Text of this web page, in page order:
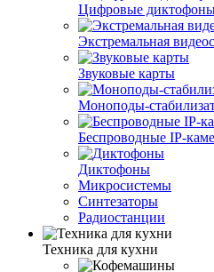
Цифровые
Экстремальная
Звуковые карты
Моноподы-
Беспроводные IP-
Диктофоны
Микросистемы
Синтезаторы
Радиостанции
Техника для кухни